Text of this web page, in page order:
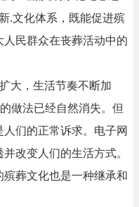
.文化体系，既能促进殡
民群众在丧葬活动中的
大，生活节奏不断加
做法已经自然消失。但
们的正常诉求。电子网
改变人们的生活方式。
葬文化也是一种继承和